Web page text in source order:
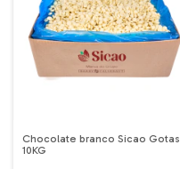
Chocolate branco Sicao Gotas
10KG